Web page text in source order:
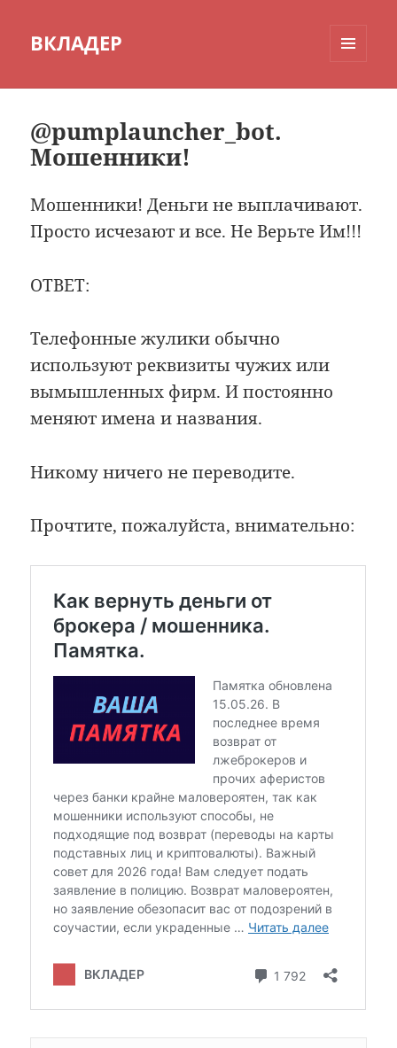
ВКЛАДЕР
@pumplauncher_bot.
Мошенники!
Мошенники! Деньги не выплачивают.
Просто исчезают и все. Не Верьте Им!!!
ОТВЕТ:
Телефонные жулики обычно
используют реквизиты чужих или
вымышленных фирм. И постоянно
меняют имена и названия.
Никому ничего не переводите.
Прочтите, пожалуйста, внимательно: